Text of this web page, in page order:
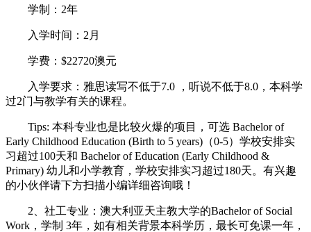
学制：2年
入学时间：2月
学费：$22720澳元
入学要求：雅思读写不低于7.0 ，听说不低于8.0，本科学
过2门与教学有关的课程。
Tips: 本科专业也是比较火爆的项目，可选 Bachelor of
Early Childhood Education (Birth to 5 years)（0-5）学校安排实
习超过100天和 Bachelor of Education (Early Childhood &
Primary) 幼儿和小学教育，学校安排实习超过180天。有兴趣
的小伙伴请下方扫描小编详细咨询哦！
2、社工专业：澳大利亚天主教大学的Bachelor of Social
Work，学制 3年，如有相关背景本科学历，最长可免课一年，